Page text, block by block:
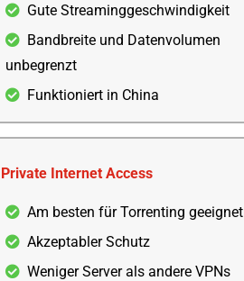
Gute Streaminggeschwindigkeit
Bandbreite und Datenvolumen
unbegrenzt
Funktioniert in China
Private Internet Access
Am besten für Torrenting geeignet
Akzeptabler Schutz
Weniger Server als andere VPNs